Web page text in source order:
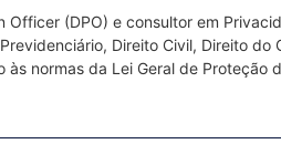
Officer (DPO) e consultor em
Direito Civil, Direito do
normas da Lei Geral de Proteção